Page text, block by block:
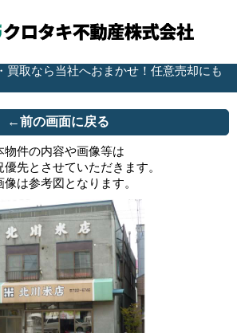
買取なら当社へおまかせ！任意売却にも
←前の画面に戻る
物件の内容や画像等は
優先とさせていただきます。
像は参考図となります。